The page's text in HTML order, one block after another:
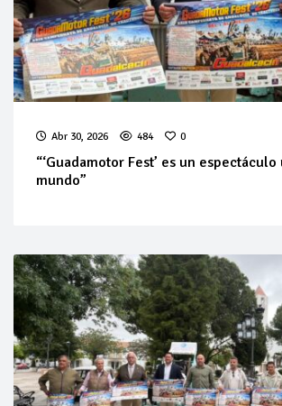
Abr 30, 2026 484 0
“‘Guadamotor Fest’ es un
mundo”